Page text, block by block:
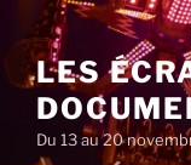
au
contenu
principal
LES
Du 13 au 20